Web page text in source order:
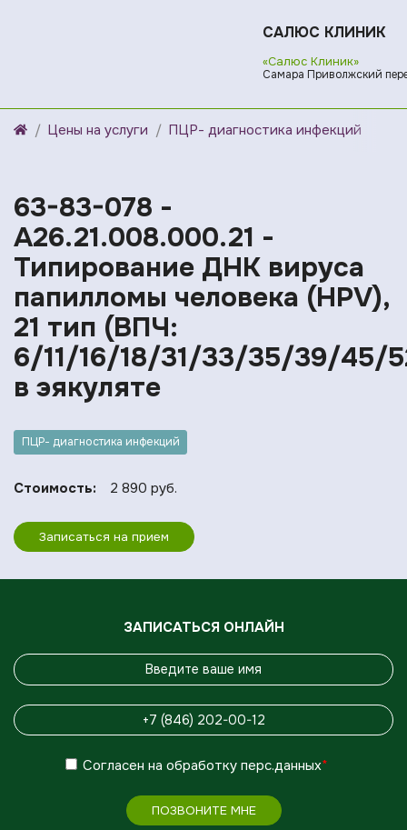
САЛЮС КЛИНИК
«Салюс Клиник»
Самара Приволжский
Цены на услуги ПЦР- диагностика инфекций
63-83-078 -
A26.21.008.000.21 -
Типирование ДНК вируса
папилломы человека (HPV),
21 тип (ВПЧ:
6/11/16/18/31/33/35/39/
в эякуляте
ПЦР- диагностика инфекций
Стоимость: 2 890 руб.
Записаться на прием
ЗАПИСАТЬСЯ ОНЛАЙН
Согласен на обработку перс.данных*
ПОЗВОНИТЕ МНЕ